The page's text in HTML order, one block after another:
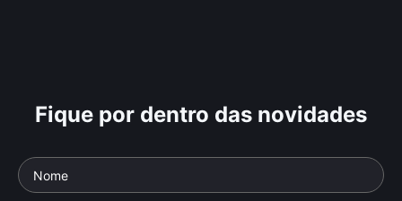
Fique por dentro das novidades